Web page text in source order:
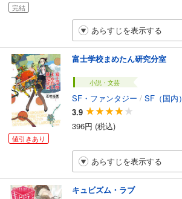
完結
あらすじを表示する
値引きあり
富士学校まめたん研究分室
小説・文芸
SF・ファンタジー / SF（国内）
3.9
396円 (税込)
あらすじを表示する
キュビズム・ラブ